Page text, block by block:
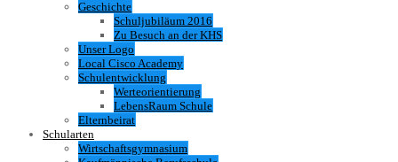
Geschichte
Schuljubiläum 2016
Zu Besuch an der KHS
Unser Logo
Local Cisco Academy
Schulentwicklung
Werteorientierung
LebensRaum Schule
Elternbeirat
Schularten
Wirtschaftsgymnasium